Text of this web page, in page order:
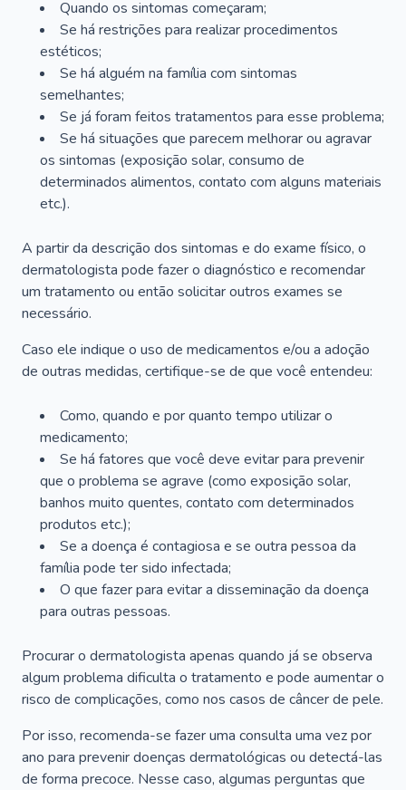
Quando os sintomas começaram;
Se há restrições para realizar procedimentos
estéticos;
Se há alguém na família com sintomas
semelhantes;
Se já foram feitos tratamentos para esse problema;
Se há situações que parecem melhorar ou agravar
os sintomas (exposição solar, consumo de
determinados alimentos, contato com alguns materiais
etc.).
A partir da descrição dos sintomas e do exame físico, o
dermatologista pode fazer o diagnóstico e recomendar
um tratamento ou então solicitar outros exames se
necessário.
Caso ele indique o uso de medicamentos e/ou a adoção
de outras medidas, certifique-se de que você entendeu:
Como, quando e por quanto tempo utilizar o
medicamento;
Se há fatores que você deve evitar para prevenir
que o problema se agrave (como exposição solar,
banhos muito quentes, contato com determinados
produtos etc.);
Se a doença é contagiosa e se outra pessoa da
família pode ter sido infectada;
O que fazer para evitar a disseminação da doença
para outras pessoas.
Procurar o dermatologista apenas quando já se observa
algum problema dificulta o tratamento e pode aumentar o
risco de complicações, como nos casos de câncer de pele.
Por isso, recomenda-se fazer uma consulta uma vez por
ano para prevenir doenças dermatológicas ou detectá-las
de forma precoce. Nesse caso, algumas perguntas que